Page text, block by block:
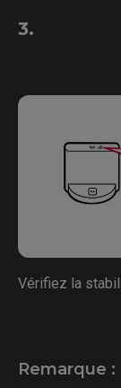
3.
Vérifiez la
Remarque